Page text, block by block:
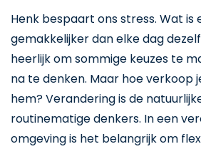
Henk bespaart ons stress. Wat is
gemakkelijker dan elke dag
heerlijk om sommige keuzes te
na te denken. Maar hoe verkoop
hem? Verandering is de
routinematige denkers. In een
omgeving is het belangrijk om